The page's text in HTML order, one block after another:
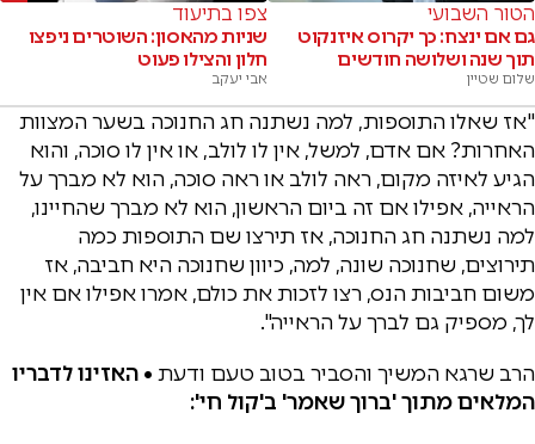
הטור השבועי
גם אם ינצח: כך יקרוס איזנקוט
תוך שנה ושלושה חודשים
שלום שטיין
צפו בתיעוד
שניות מהאסון: השוטרים ניפצו
חלון והצילו פעוט
אבי יעקב
"אז שאלו התוספות, למה נשתנה חג החנוכה בשער המצוות
האחרות? אם אדם, למשל, אין לו לולב, או אין לו סוכה, והוא
הגיע לאיזה מקום, ראה לולב או ראה סוכה, הוא לא מברך על
הראייה, אפילו אם זה ביום הראשון, הוא לא מברך שהחיינו,
למה נשתנה חג החנוכה, אז תירצו שם התוספות כמה
תירוצים, שחנוכה שונה, למה, כיוון שחנוכה היא חביבה, אז
משום חביבות הנס, רצו לזכות את כולם, אמרו אפילו אם אין
לך, מספיק גם לברך על הראייה".
הרב שרגא המשיך והסביר בטוב טעם ודעת • האזינו לדבריו
המלאים מתוך 'ברוך שאמר' ב'קול חי':